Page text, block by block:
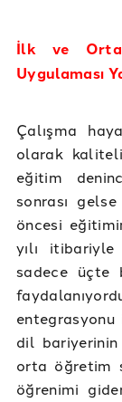
İlk ve Orta
Uygulaması
Çalışma
olarak
eğitim
sonrası
öncesi
yılı
sadece üçte
dil bariyerinin
orta öğretim
öğrenimi